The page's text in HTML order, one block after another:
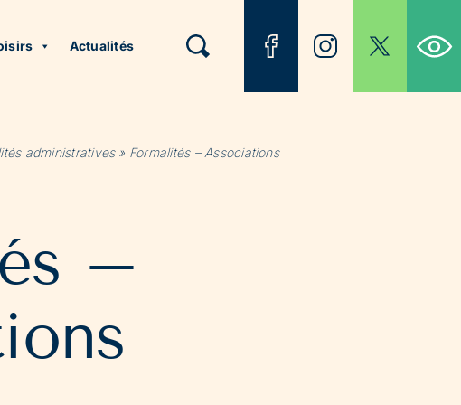
Actualités
administratives» Formalités – Associations
–